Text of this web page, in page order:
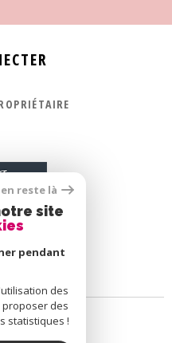
reste là
site
pendant
des
proposer des
statistiques !